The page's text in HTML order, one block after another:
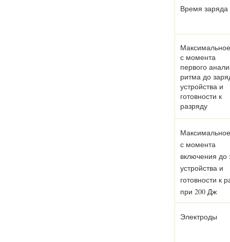
Время заряда
с момента
первого
ритма до
устройства и
готовности к
разряду
с момента
включения до
устройства и
готовности к
при 200 Дж
Электроды